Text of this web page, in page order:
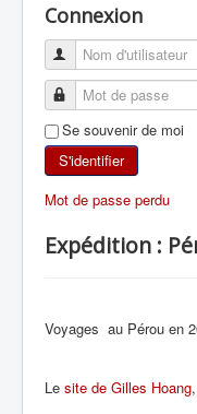
ESCALADE
ALPINISME
SKI DE
RANDONNÉE
Connexion
Se souvenir de moi
S'identifier
Mot de passe perdu
Expédition :
Voyages au Pérou en
Le site de Gilles Hoang